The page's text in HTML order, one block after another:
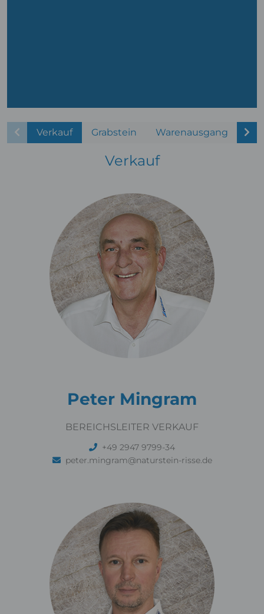
Verkauf Grabstein Warenausgang
Verkauf
Peter Mingram
BEREICHSLEITER VERKAUF
+49 2947 9799-34
peter.mingram@naturstein-risse.de